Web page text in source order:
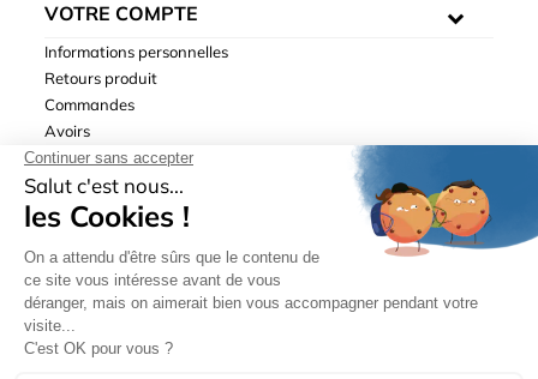
VOTRE COMPTE
Informations personnelles
Retours produit
Commandes
Avoirs
Adresses
Bons de réduction